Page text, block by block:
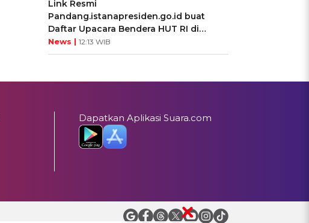
Link Resmi
Pandang.istanapresiden.go.id buat
Daftar Upacara Bendera HUT RI di
Istana Negara
News | 12:13 WIB
Dapatkan Aplikasi Suara.com